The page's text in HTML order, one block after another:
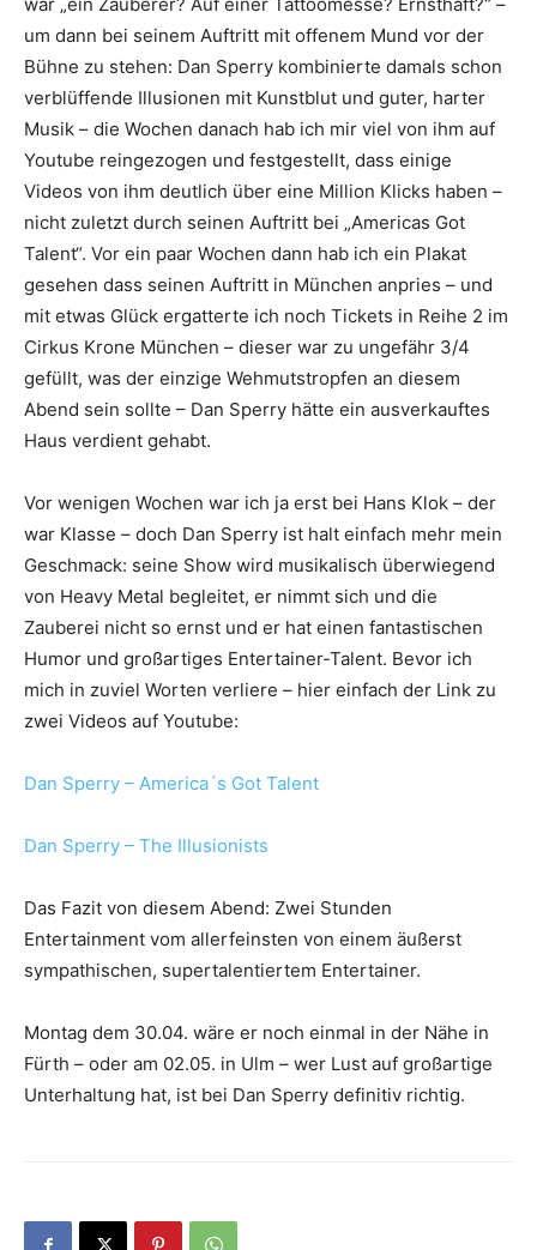
um dann bei seinem Auftritt mit offenem Mund vor der
Bühne zu stehen: Dan Sperry kombinierte damals schon
verblüffende Illusionen mit Kunstblut und guter, harter
Musik – die Wochen danach hab ich mir viel von ihm auf
Youtube reingezogen und festgestellt, dass einige
Videos von ihm deutlich über eine Million Klicks haben –
nicht zuletzt durch seinen Auftritt bei „Americas Got
Talent“. Vor ein paar Wochen dann hab ich ein Plakat
gesehen dass seinen Auftritt in München anpries – und
mit etwas Glück ergatterte ich noch Tickets in Reihe 2 im
Cirkus Krone München – dieser war zu ungefähr 3/4
gefüllt, was der einzige Wehmutstropfen an diesem
Abend sein sollte – Dan Sperry hätte ein ausverkauftes
Haus verdient gehabt.
Vor wenigen Wochen war ich ja erst bei Hans Klok – der
war Klasse – doch Dan Sperry ist halt einfach mehr mein
Geschmack: seine Show wird musikalisch überwiegend
von Heavy Metal begleitet, er nimmt sich und die
Zauberei nicht so ernst und er hat einen fantastischen
Humor und großartiges Entertainer-Talent. Bevor ich
mich in zuviel Worten verliere – hier einfach der Link zu
zwei Videos auf Youtube:
Dan Sperry – America´s Got Talent
Dan Sperry – The Illusionists
Das Fazit von diesem Abend: Zwei Stunden
Entertainment vom allerfeinsten von einem äußerst
sympathischen, supertalentiertem Entertainer.
Montag dem 30.04. wäre er noch einmal in der Nähe in
Fürth – oder am 02.05. in Ulm – wer Lust auf großartige
Unterhaltung hat, ist bei Dan Sperry definitiv richtig.